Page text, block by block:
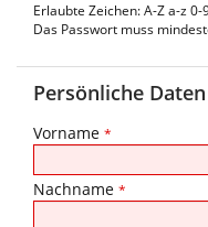
Erlaubte Zeichen: A-Z a-z 0-
Das Passwort muss
Persönliche Daten
Vorname *
Nachname *